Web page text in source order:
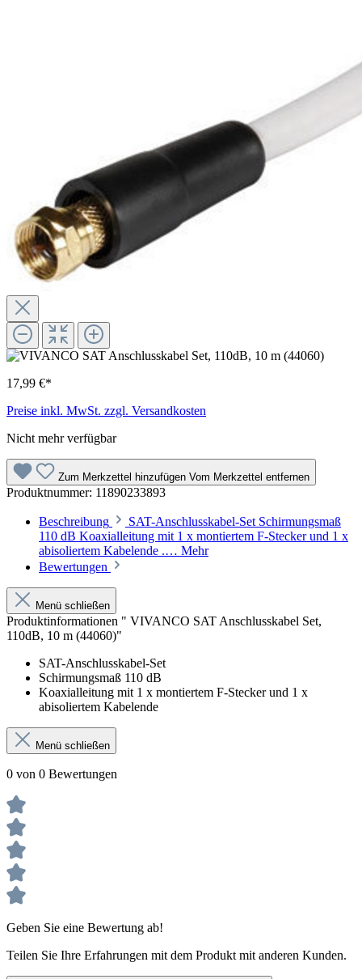
17,99 €*
Preise inkl. MwSt. zzgl. Versandkosten
Nicht mehr verfügbar
Zum Merkzettel hinzufügen Vom Merkzettel entfernen
Produktnummer: 11890233893
Beschreibung
SAT-Anschlusskabel-Set Schirmungsmaß
110 dB Koaxialleitung mit 1 x montiertem F-Stecker und 1 x
abisoliertem Kabelende .… Mehr
Bewertungen
Menü schließen
Produktinformationen " VIVANCO SAT Anschlusskabel Set,
110dB, 10 m (44060)"
SAT-Anschlusskabel-Set
Schirmungsmaß 110 dB
Koaxialleitung mit 1 x montiertem F-Stecker und 1 x
abisoliertem Kabelende
Menü schließen
0 von 0 Bewertungen
Geben Sie eine Bewertung ab!
Teilen Sie Ihre Erfahrungen mit dem Produkt mit anderen Kunden.